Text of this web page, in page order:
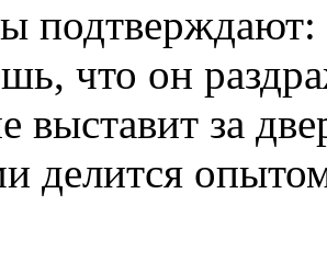
подтверждают:
что он
выставит за
делится